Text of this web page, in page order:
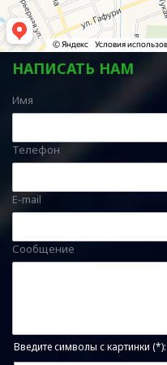
НАПИСАТЬ НАМ
Имя
Телефон
E-mail
Сообщение
Введите символы с картинки (*):